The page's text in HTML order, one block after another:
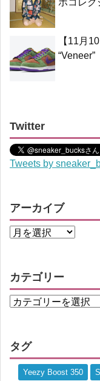
ボコレク
【11月
Twitter
Tweets by
アーカイブ
カテゴリー
タグ
Yeezy Boost 350